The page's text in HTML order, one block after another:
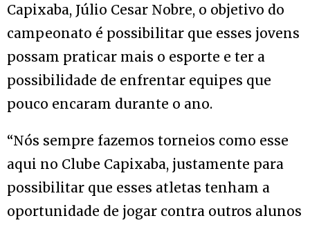
Capixaba, Júlio Cesar Nobre, o objetivo do
campeonato é possibilitar que esses jovens
possam praticar mais o esporte e ter a
possibilidade de enfrentar equipes que
pouco encaram durante o ano.
“Nós sempre fazemos torneios como esse
aqui no Clube Capixaba, justamente para
possibilitar que esses atletas tenham a
oportunidade de jogar contra outros alunos